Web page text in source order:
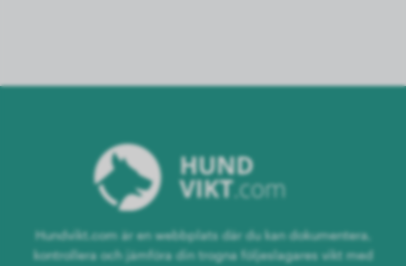
Hundvikt.com är en webbplats där du kan dokumentera,
kontrollera och jämföra din trogna följeslagares vikt med